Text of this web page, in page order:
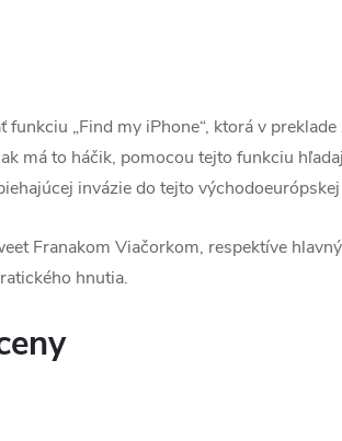
„Find my iPhone“, ktorá v preklade
má to háčik, pomocou tejto funkciu
invázie do tejto
Franakom Viačorkom, respektíve
hnutia.